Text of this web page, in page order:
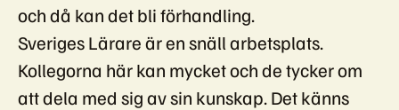
och då kan det bli förhandling.
Sveriges Lärare är en snäll arbetsplats.
Kollegorna här kan mycket och de tycker om
att dela med sig av sin kunskap. Det känns